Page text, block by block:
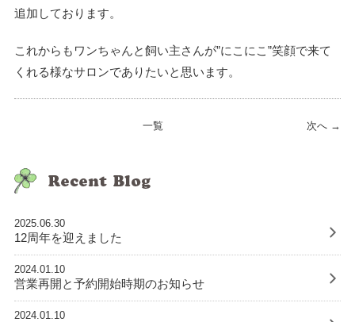
追加しております。
これからもワンちゃんと飼い主さんが”にこにこ”笑顔で来て
くれる様なサロンでありたいと思います。
次へ →
一覧
2025.06.30
12周年を迎えました
2024.01.10
営業再開と予約開始時期のお知らせ
2024.01.10